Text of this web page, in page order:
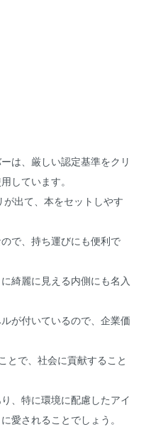
は、厳しい認定基準をクリ
しています。
出て、本をセットしやす
で、持ち運びにも便利で
綺麗に見える内側にも名入
が付いているので、企業価
とで、社会に貢献すること
、特に環境に配慮したアイ
愛されることでしょう。